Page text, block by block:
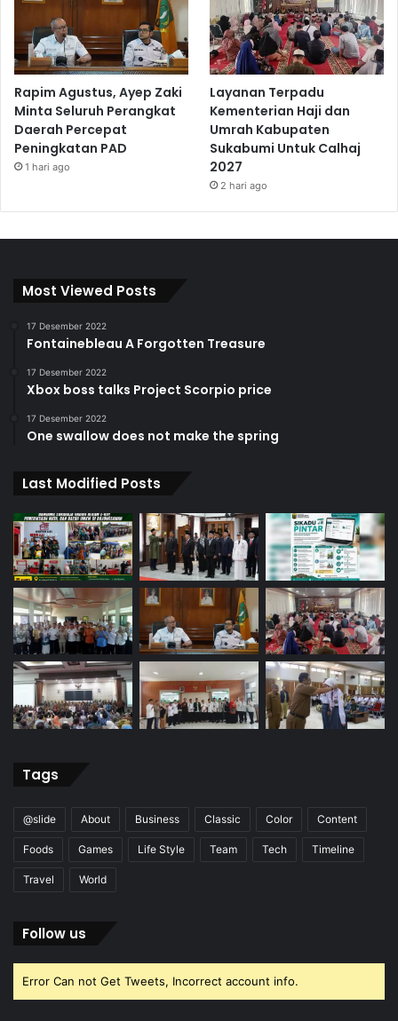
Rapim Agustus, Ayep Zaki
Minta Seluruh Perangkat
Daerah Percepat
Peningkatan PAD
1 hari ago
Layanan Terpadu
Kementerian Haji dan
Umrah Kabupaten
Sukabumi Untuk Calhaj
2027
2 hari ago
Most Viewed Posts
17 Desember 2022
Fontainebleau A Forgotten Treasure
17 Desember 2022
Xbox boss talks Project Scorpio price
17 Desember 2022
One swallow does not make the spring
Last Modified Posts
Tags
@slide About Business Classic Color Content
Foods Games Life Style Team Tech Timeline
Travel World
Follow us
Error Can not Get Tweets, Incorrect account info.